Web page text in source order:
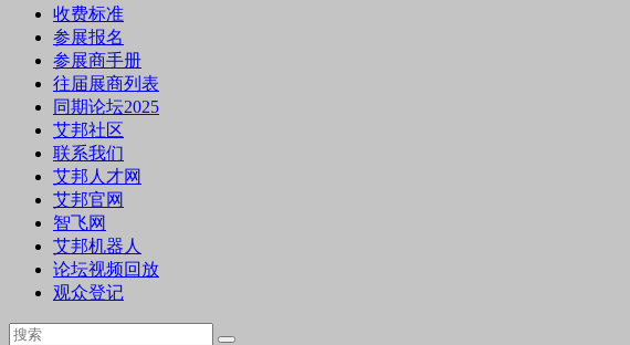
收费标准
参展报名
参展商手册
往届展商列表
同期论坛2025
艾邦社区
联系我们
艾邦人才网
艾邦官网
智飞网
艾邦机器人
论坛视频回放
观众登记